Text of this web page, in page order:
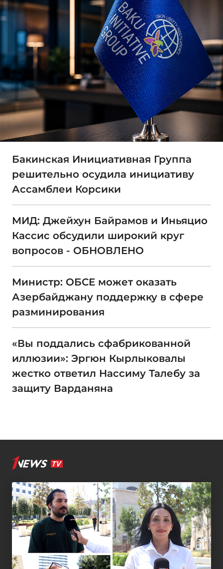
Бакинская Инициативная Группа
решительно осудила инициативу
Ассамблеи Корсики
МИД: Джейхун Байрамов и Иньяцио
Кассис обсудили широкий круг
вопросов - ОБНОВЛЕНО
Министр: ОБСЕ может оказать
Азербайджану поддержку в сфере
разминирования
«Вы поддались сфабрикованной
иллюзии»: Эргюн Кырлыковалы
жестко ответил Нассиму Талебу за
защиту Варданяна